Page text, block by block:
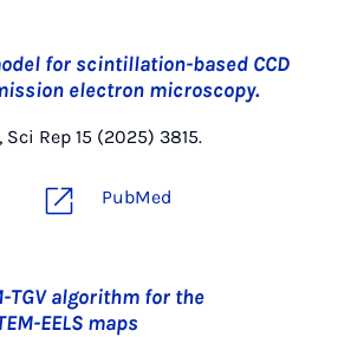
for scintillation-based CCD
electron microscopy.
Rep 15 (2025) 3815.
PubMed
TGV algorithm for the
EELS maps